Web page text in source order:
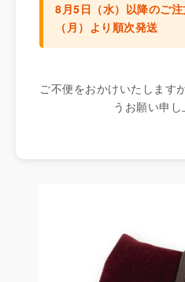
8月5日（水）以降のご
（月）より順次発送
ご不便をおかけいたします
うお願い申し